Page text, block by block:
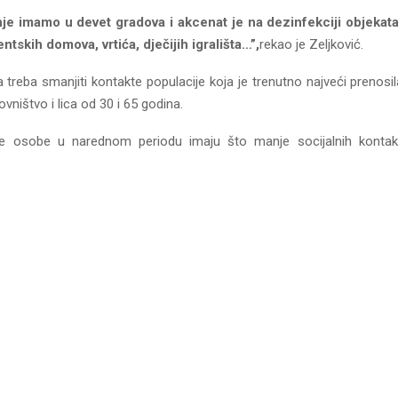
imamo u devet gradova i akcenat je na dezinfekciji
domova, vrtića, dječijih igrališta…”,rekao je Zeljković.
treba smanjiti kontakte populacije koja je trenutno najveći
i lica od 30 i 65 godina.
osobe u narednom periodu imaju što manje socijalnih